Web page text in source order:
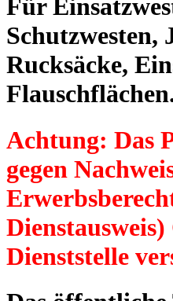
Für
Schutzwesten,
Rucksäcke,
Achtung: Das
gegen
Dienststelle